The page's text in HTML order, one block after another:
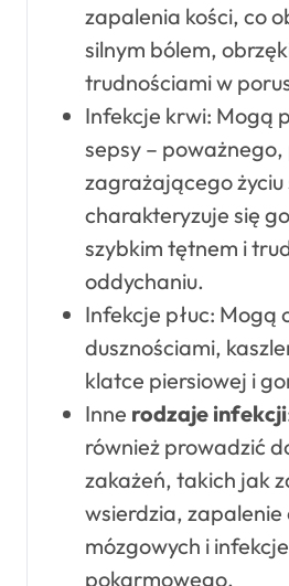
zapalenia kości, co
silnym bólem,
trudnościami w
Infekcje krwi: Mogą
sepsy –
zagrażającego
charakteryzuje się
szybkim tętnem i
oddychaniu.
Infekcje płuc: Mogą
dusznościami,
klatce piersiowej i
Inne rodzaje infekcji
również prowadzić
zakażeń, takich jak
wsierdzia, zapalenie
mózgowych i
pokarmowego.